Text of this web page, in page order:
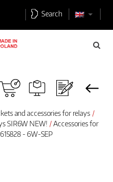
Search
and accessories for relays
SIR6W NEW!
Accessories for
- 6W-SEP